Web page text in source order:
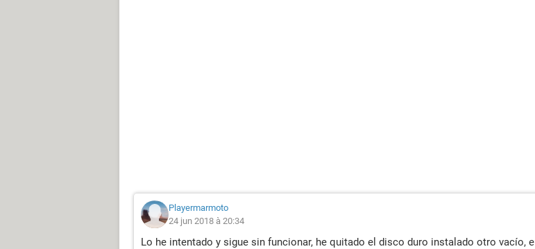
Playermarmoto
24 jun 2018 à 20:34
Lo he intentado y sigue sin funcionar, he quitado el disco duro instalado otro vacío, e